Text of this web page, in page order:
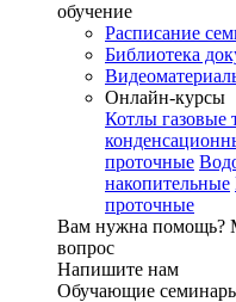
обучение
Расписание
Библиотека
Онлайн-курсы
Котлы газовые
проточные
накопительные
проточные
Вам нужна помощь?
вопрос
Напишите нам
Обучающие